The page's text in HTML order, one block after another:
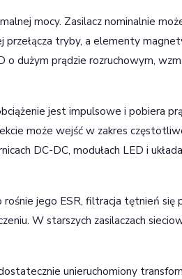
mocy. Zasilacz nominalnie
przełącza tryby, a elementy
o dużym prądzie rozruchowym,
jest impulsowe i pobiera
może wejść w zakres
DC-DC, modułach LED i
jego ESR, filtracja tętnień się
W starszych zasilaczach
unieruchomiony